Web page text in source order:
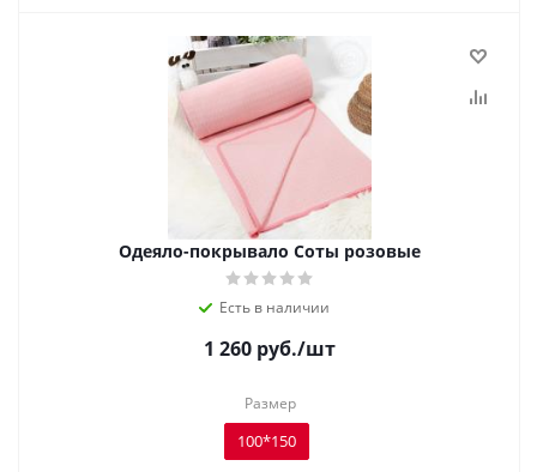
Одеяло-покрывало Соты розовые
Есть в наличии
1 260 руб./шт
Размер
100*150